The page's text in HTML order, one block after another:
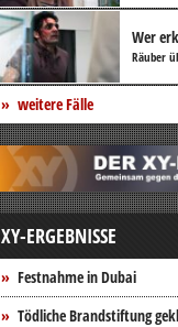
Wer
Räuber
weitere Fälle
XY-ERGEBNISSE
Festnahme in Dubai
Tödliche Brandstiftung